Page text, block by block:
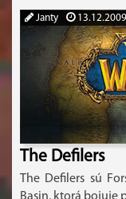
Janty 13.12.2009
The Defilers
The Defilers sú